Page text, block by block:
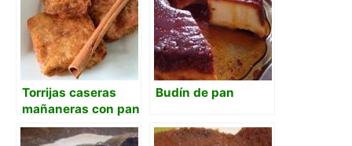
Torrijas caseras
mañaneras con pan
duro
Budín de pan